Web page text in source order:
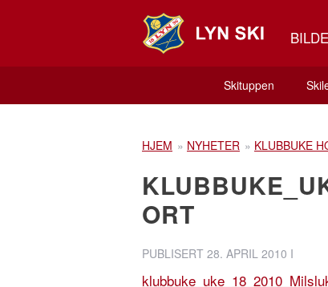
Skituppen
HJEM » NYHETER » KLUBBUKE
ORT
PUBLISERT 28. APRIL 2010 I